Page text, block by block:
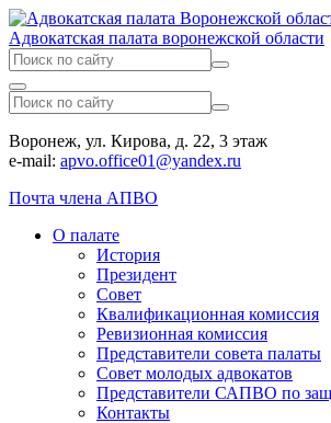
Адвокатская палата воронежской области
Воронеж, ул. Кирова, д. 22, 3 этаж
e-mail: apvo.office01@yandex.ru
Почта члена АПВО
О палате
История
Президент
Совет
Квалификационная комиссия
Ревизионная комиссия
Представители совета палаты
Совет молодых адвокатов
Представители САПВО по
Контакты